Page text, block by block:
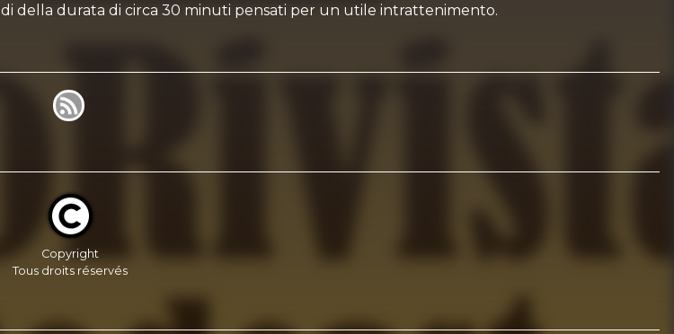
della durata di circa 30 minuti pensati per un utile intrattenimento.
Copyright
Tous droits réservés